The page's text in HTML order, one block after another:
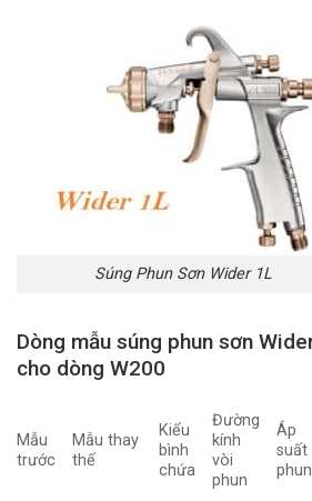
Súng Phun Sơn Wider 1L
Dòng mẫu súng phun sơn
cho dòng W200
Mẫu
trước
Mẫu thay
thế
Kiểu
bình
chứa
Đường
kính
vòi
phun
Áp
suất
phun